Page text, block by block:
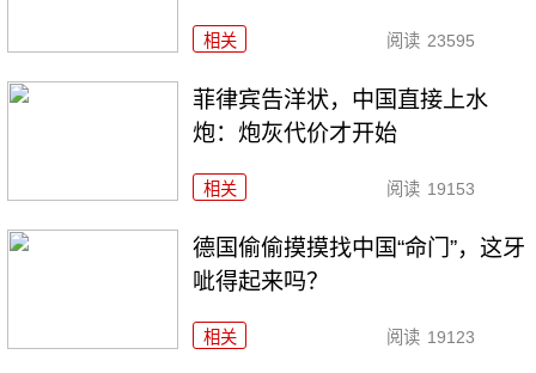
相关 阅读 23595
菲律宾告洋状，中国直接上水
炮：炮灰代价才开始
相关 阅读 19153
德国偷偷摸摸找中国“命门”，这牙
呲得起来吗？
相关 阅读 19123